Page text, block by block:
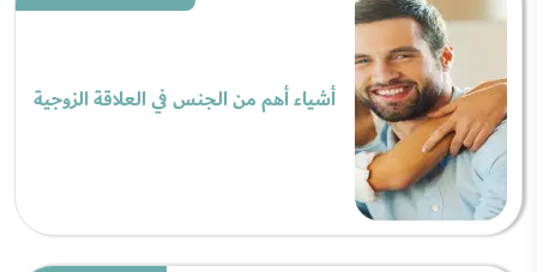
أشياء أهم من الجنس في العلاقة الزوجية